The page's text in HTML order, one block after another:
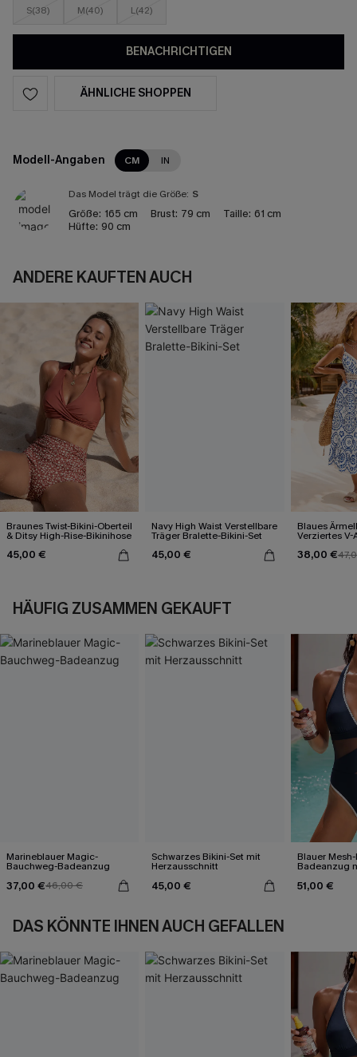
S(38) M(40) L(42)
BENACHRICHTIGEN
ÄHNLICHE SHOPPEN
Modell-Angaben CM IN
Das Model trägt die Größe: S
Größe: 165 cm Brust: 79 cm Taille: 61 cm
Hüfte: 90 cm
ANDERE KAUFTEN AUCH
Braunes Twist-Bikini-Oberteil
& Ditsy High-Rise-Bikinihose
45,00 €
Navy High Waist Verstellbare
Träger Bralette-Bikini-Set
45,00 €
Blaues
Verziertes
38,00 €
HÄUFIG ZUSAMMEN GEKAUFT
Marineblauer Magic-
Bauchweg-Badeanzug
37,00 €46,00 €
Schwarzes Bikini-Set mit
Herzausschnitt
45,00 €
Blauer
Badeanzug
51,00 €
DAS KÖNNTE IHNEN AUCH GEFALLEN